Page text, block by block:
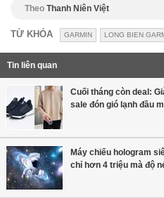
Theo Thanh Niên Việt
TỪ KHÓA GARMIN LONG BIEN
Tin liên quan
Cuối tháng còn deal:
sale đón gió lạnh đầu
Máy chiếu hologram
chỉ hơn 4 triệu mà độ